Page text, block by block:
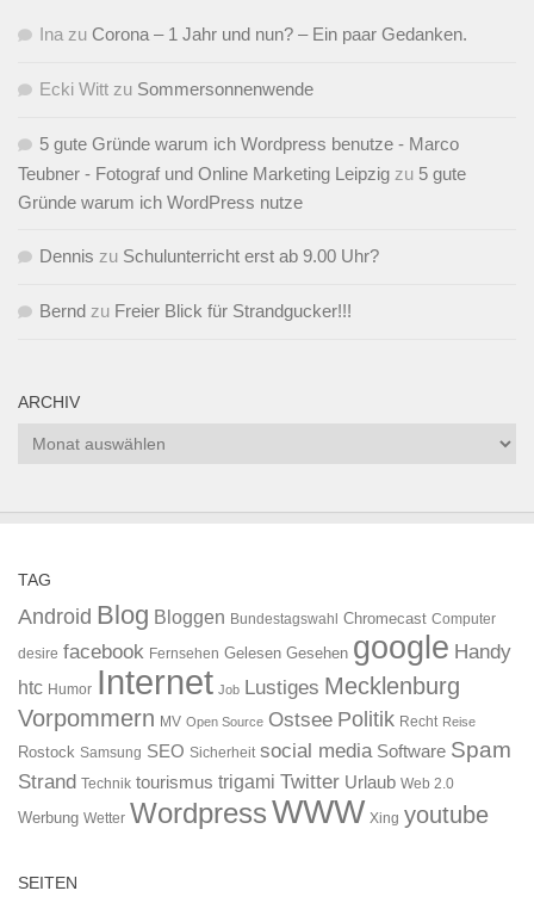
Ina zu Corona – 1 Jahr und nun? – Ein paar Gedanken.
Ecki Witt zu Sommersonnenwende
5 gute Gründe warum ich Wordpress benutze - Marco
Teubner - Fotograf und Online Marketing Leipzig zu 5 gute
Gründe warum ich WordPress nutze
Dennis zu Schulunterricht erst ab 9.00 Uhr?
Bernd zu Freier Blick für Strandgucker!!!
ARCHIV
Archiv
TAG
Android Blog Bloggen Bundestagswahl Chromecast Computer
desire facebook Fernsehen Gelesen Gesehen google Handy
htc Humor Internet Job Lustiges Mecklenburg
Vorpommern MV Open Source Ostsee Politik Recht Reise
Rostock Samsung SEO Sicherheit social media Software Spam
Strand Technik tourismus trigami Twitter Urlaub Web 2.0
Werbung Wetter WordpressWWW Xing youtube
SEITEN